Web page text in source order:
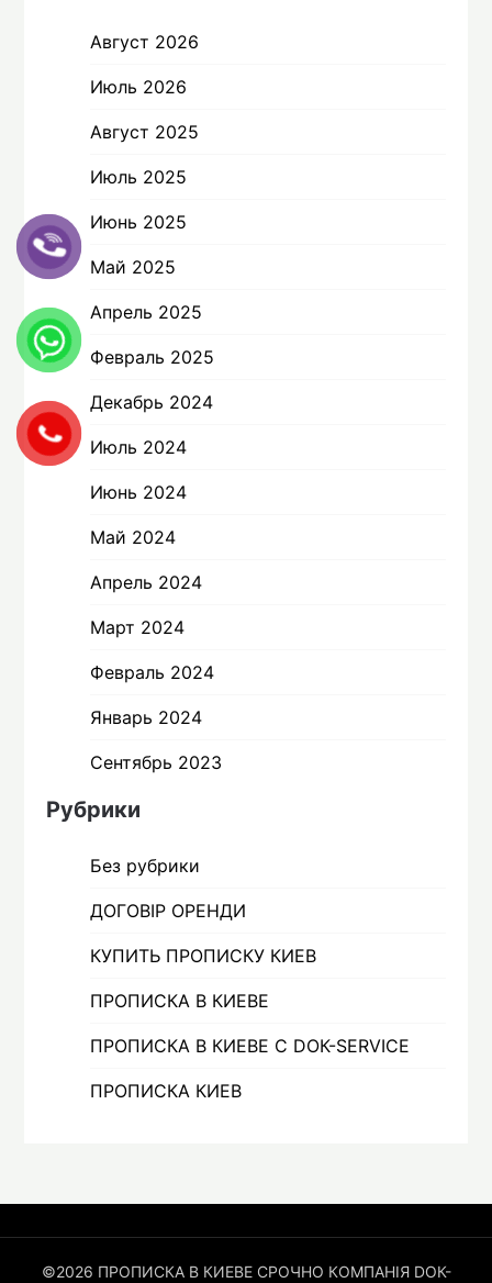
Август 2026
Июль 2026
Август 2025
Июль 2025
Июнь 2025
Май 2025
Апрель 2025
Февраль 2025
Декабрь 2024
Июль 2024
Июнь 2024
Май 2024
Апрель 2024
Март 2024
Февраль 2024
Январь 2024
Сентябрь 2023
Рубрики
Без рубрики
ДОГОВІР ОРЕНДИ
КУПИТЬ ПРОПИСКУ КИЕВ
ПРОПИСКА В КИЕВЕ
ПРОПИСКА В КИЕВЕ С DOК-SERVICE
ПРОПИСКА КИЕВ
©2026 ПРОПИСКА В КИЕВЕ СРОЧНО КОМПАНІЯ DOК-